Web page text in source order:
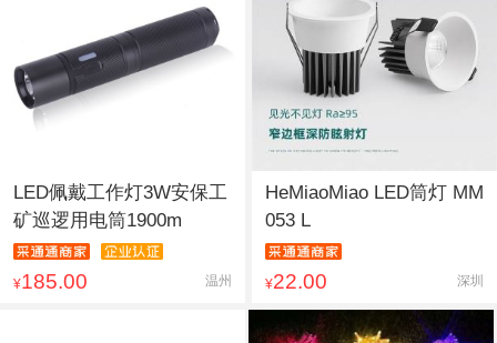
LED佩戴工作灯3W安保工
矿巡逻用电筒1900m
¥185.00 温州
HeMiaoMiao LED筒灯 MM
053 L
¥22.00 深圳